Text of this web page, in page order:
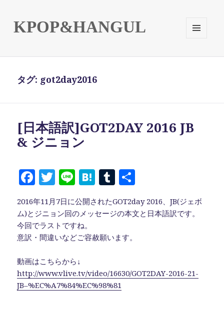
KPOP&HANGUL
タグ: got2day2016
[日本語訳]GOT2DAY 2016 JB
& ジニョン
F
a
c
e
b
o
o
k
T
w
it
te
r
Li
n
e
H
at
e
a
T
m
r
有
2016年11月7日に公開されたGOT2day 2016、JB(ジェボ
ム)とジニョン回のメッセージの本文と日本語訳です。
今回でラストですね。
意訳・間違いなどご容赦願います。
動画はこちらから↓
http://www.vlive.tv/video/16630/GOT2DAY-2016-21-
JB–%EC%A7%84%EC%98%81